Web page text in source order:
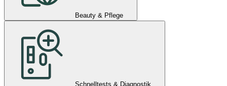
Beauty & Pflege
Schnelltests & Diagnostik